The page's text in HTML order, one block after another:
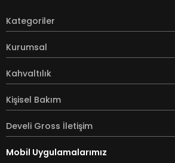
Kategoriler
Kurumsal
Kahvaltılık
Kişisel Bakım
Develi Gross İletişim
Mobil Uygulamalarımız